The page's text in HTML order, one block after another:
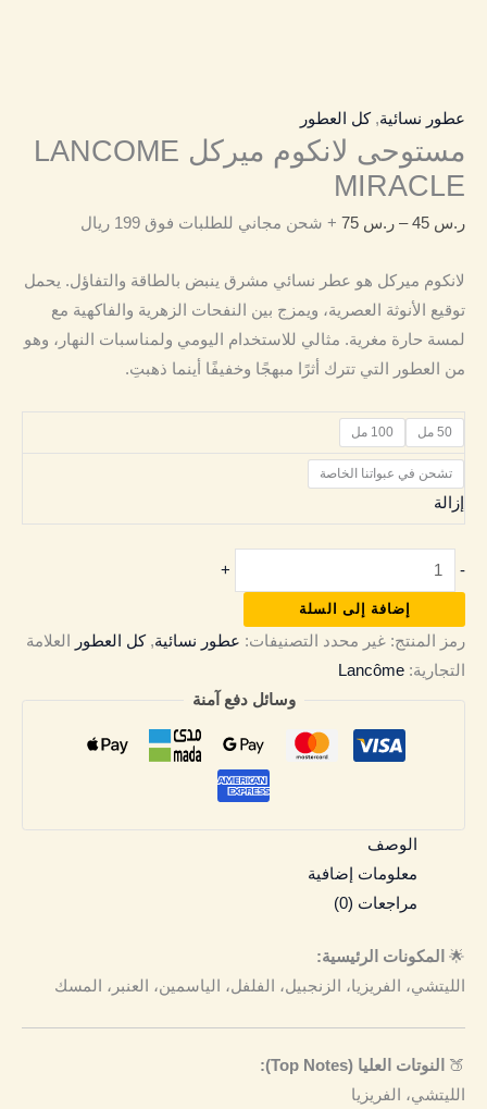
عطور نسائية,كل العطور
مستوحى لانكوم ميركل LANCOME
MIRACLE
ر.س – ر.س + شحن مجاني للطلبات فوق 199 ريال
لانكوم ميركل هو عطر نسائي مشرق ينبض بالطاقة والتفاؤل. يحمل
توقيع الأنوثة العصرية، ويمزج بين النفحات الزهرية والفاكهية مع
لمسة حارة مغرية. مثالي للاستخدام اليومي ولمناسبات النهار، وهو
من العطور التي تترك أثرًا مبهجًا وخفيفًا أينما ذهبتِ.
50 مل 100 مل
تشحن في عبواتنا الخاصة
إزالة
-
+
إضافة إلى السلة
رمز المنتج: غير محدد التصنيفات: عطور نسائية,كل العطور
العلامة
التجارية: Lancôme
وسائل دفع آمنة
الوصف
معلومات إضافية
مراجعات (0)
🌟 المكونات الرئيسية:
الليتشي، الفريزيا، الزنجبيل، الفلفل، الياسمين، العنبر، المسك
🍑
النوتات العليا (Top Notes):
الليتشي، الفريزيا